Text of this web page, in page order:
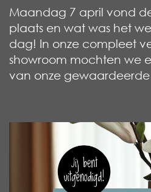
Maandag 7 april vond
plaats en wat was het
dag! In onze compleet
showroom mochten we
van onze gewaardeerde